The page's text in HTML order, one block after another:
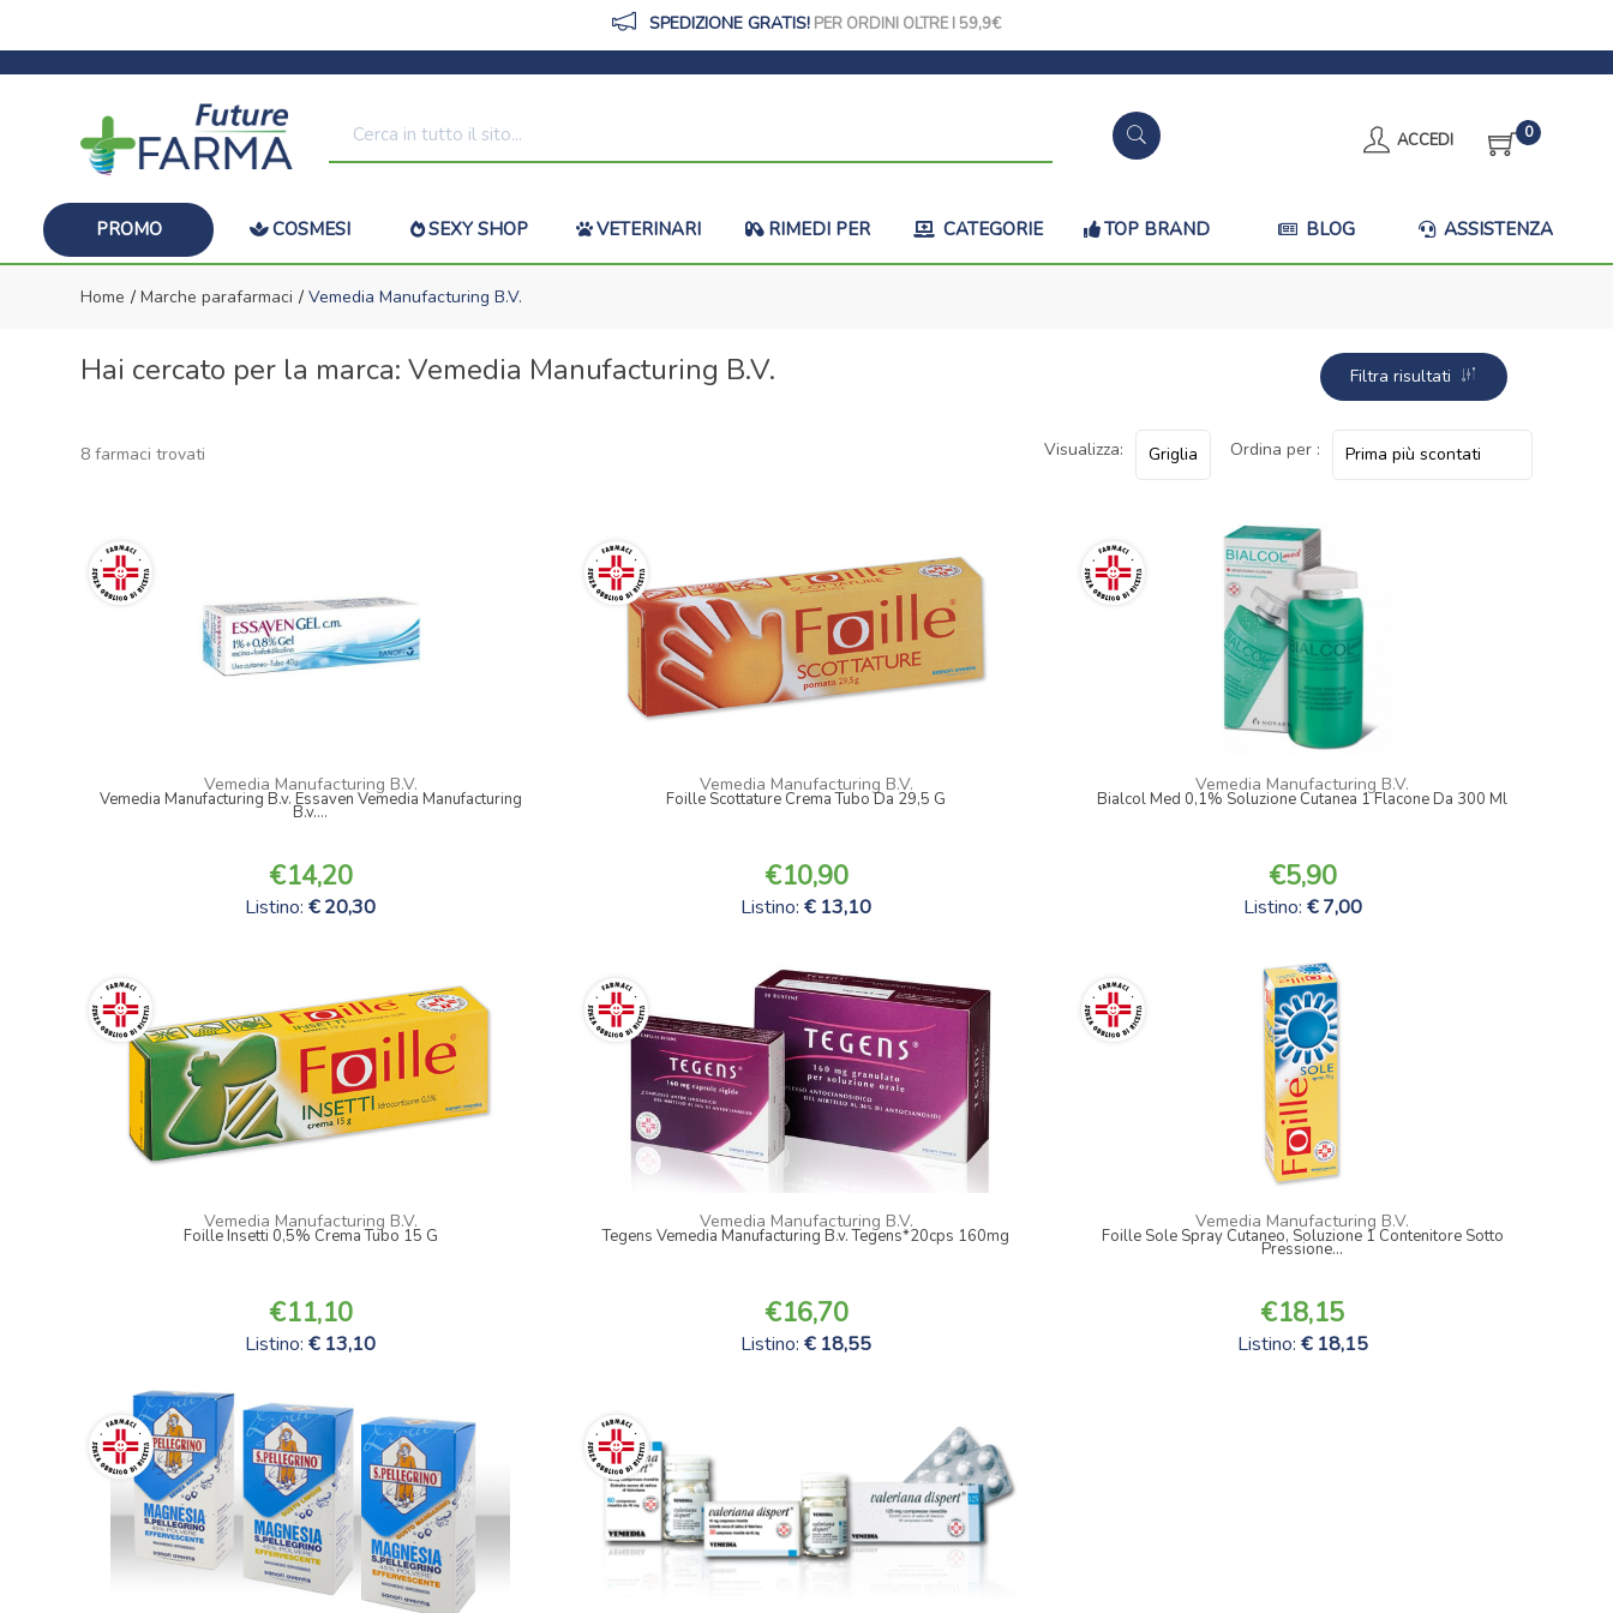
SPEDIZIONE GRATIS! PER ORDINI OLTRE I 59,9
ACCEDI 0
PROMO COSMESI SEXY SHOP VETERINARI RIMEDI PER CATEGORIE TOP BRAND BLOG ASSISTENZA
Home Marche parafarmaci Vemedia Manufacturing B.V.
Hai cercato per la marca: Vemedia Manufacturing B.V. Filtra risultati
8 farmaci trovati Visualizza: Ordina per :
Vemedia Manufacturing B.V.
Vemedia Manufacturing B.v. Essaven Vemedia Manufacturing
B.v....
14,20
Listino:20,30
Vemedia Manufacturing B.V.
Foille Scottature Crema Tubo Da 29,5 G
10,90
Listino:13,10
Vemedia Manufacturing B.V.
Bialcol Med 0,1% Soluzione Cutanea 1 Flacone Da 300 Ml
5,90
Listino: 7,00
Vemedia Manufacturing B.V.
Foille Insetti 0,5% Crema Tubo 15 G
11,10
Listino:13,10
Vemedia Manufacturing B.V.
Tegens Vemedia Manufacturing B.v. Tegens*20cps 160mg
16,70
Listino:18,55
Vemedia Manufacturing B.V.
Foille Sole Spray Cutaneo, Soluzione 1 Contenitore Sotto
Pressione...
18,15
Listino: 18,15